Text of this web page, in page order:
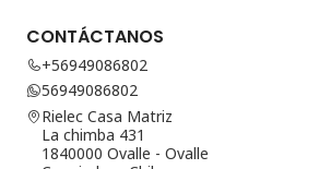
CONTÁCTANOS
+56949086802
56949086802
Rielec Casa Matriz
La chimba 431
1840000 Ovalle - Ovalle